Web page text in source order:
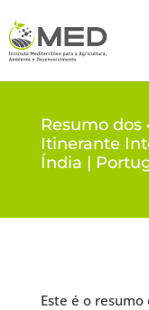
Resumo dos
Itinerante
Índia |
Este é o